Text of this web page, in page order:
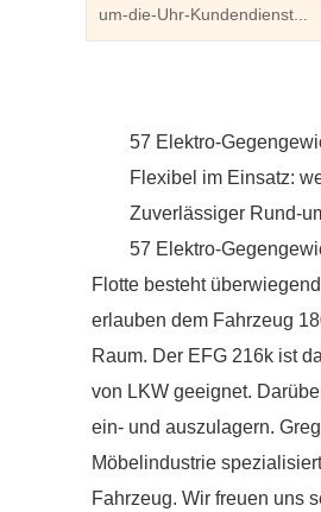
um-die-Uhr-Kundendienst...
57 Elektro-
Flexibel im Einsatz:
Zuverlässiger Rund-
57 Elektro-
Flotte besteht
erlauben dem Fahrzeug
Raum. Der EFG 216k ist
von LKW geeignet.
ein- und auszulagern.
Möbelindustrie
Fahrzeug. Wir freuen uns